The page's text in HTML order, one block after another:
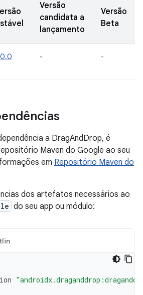
Versão
candidata a
lançamento
Versão
Beta
- -
a DragAndDrop, é
Maven do Google ao seu
em Repositório Maven do
dos artefatos necessários ao
do seu app ou módulo: